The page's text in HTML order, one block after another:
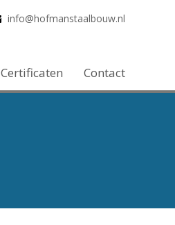
info@hofmanstaalbouw.nl
Certificaten Contact